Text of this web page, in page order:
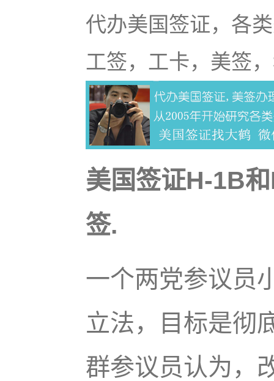
代办美国签证，各
工签，工卡，美签
美国签证H-1B
签.
一个两党参议员
立法，目标是彻
群参议员认为，